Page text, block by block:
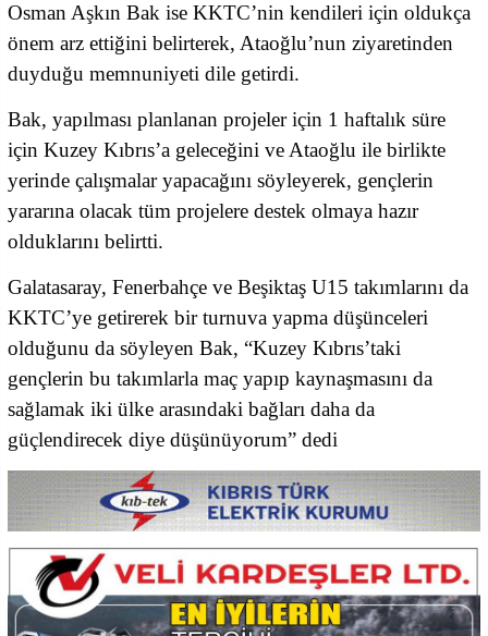
Osman Aşkın Bak ise KKTC’nin kendileri için oldukça
önem arz ettiğini belirterek, Ataoğlu’nun ziyaretinden
duyduğu memnuniyeti dile getirdi.
Bak, yapılması planlanan projeler için 1 haftalık süre
için Kuzey Kıbrıs’a geleceğini ve Ataoğlu ile birlikte
yerinde çalışmalar yapacağını söyleyerek, gençlerin
yararına olacak tüm projelere destek olmaya hazır
olduklarını belirtti.
Galatasaray, Fenerbahçe ve Beşiktaş U15 takımlarını da
KKTC’ye getirerek bir turnuva yapma düşünceleri
olduğunu da söyleyen Bak, “Kuzey Kıbrıs’taki
gençlerin bu takımlarla maç yapıp kaynaşmasını da
sağlamak iki ülke arasındaki bağları daha da
güçlendirecek diye düşünüyorum” dedi